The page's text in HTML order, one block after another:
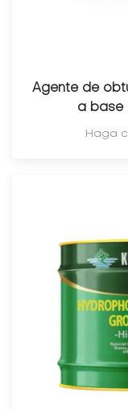
Agente de
a base
Haga